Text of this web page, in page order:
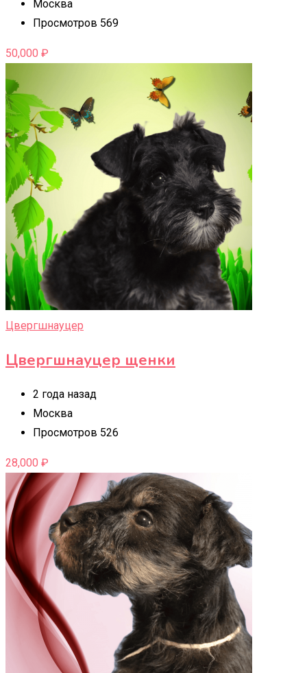
Москва
Просмотров 569
50,000 ₽
Цвергшнауцер
Цвергшнауцер щенки
2 года назад
Москва
Просмотров 526
28,000 ₽